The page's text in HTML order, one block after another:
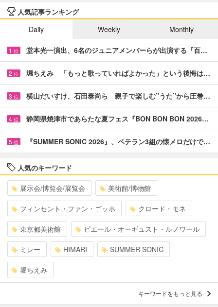
人気記事ランキング
Daily
Weekly Monthly
1 位 堂本光一演出、6名のジュニアメンバーらが出演する『百…
2 位 堀ちえみ 「もっと歌っていればよかった」という後悔は…
3 位 横山だいすけ、石田泰尚ら 親子で楽しむ”うた”から圧巻…
4 位 静岡県焼津市であらたな夏フェス『BON BON BON 2026…
5 位 『SUMMER SONIC 2026』、ベテラン3組の懐メロだけで…
人気のキーワード
展示会/博覧会/展覧会 美術館/博物館
フィンセント・ファン・ゴッホ クロード・モネ
東京都美術館 ピエール・オーギュスト・ルノワール
ミレー HIMARI SUMMER SONIC
堀ちえみ
キーワードをもっと見る